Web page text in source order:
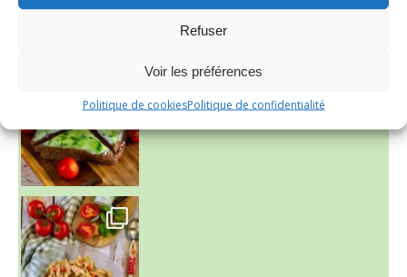
Refuser
Voir les préférences
Politique de cookiesPolitique de confidentialité
~ SALADE DE PÂTES AUX DEUX TOMATES THON ET BURRA